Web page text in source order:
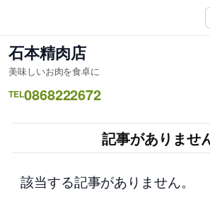
を
ス
キ
ッ
石本精肉店
美味しいお肉を食卓に
TEL0868222672
記事がありませ
該当する記事がありません。